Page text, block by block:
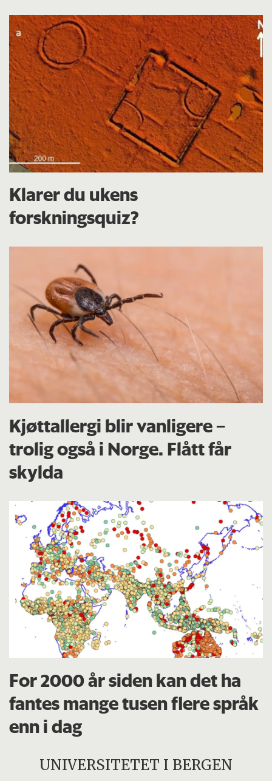
Klarer du ukens
forskningsquiz?
Kjøttallergi blir vanligere –
trolig også i Norge. Flått får
skylda
For 2000 år siden kan det ha
fantes mange tusen flere språk
enn i dag
UNIVERSITETET I BERGEN